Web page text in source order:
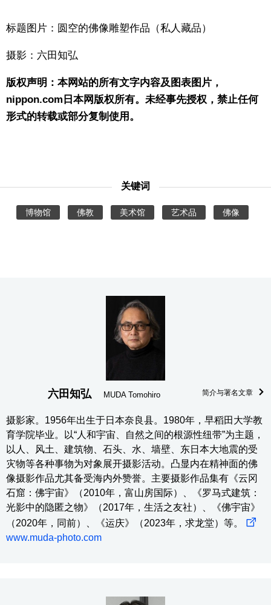
标题图片：圆空的佛像雕塑作品（私人藏品）
摄影：六田知弘
版权声明：本网站的所有文字内容及图表图片，
nippon.com日本网版权所有。未经事先授权，禁止任何
形式的转载或部分复制使用。
关键词
博物馆 佛教 美术馆 艺术品 佛像
六田知弘 MUDA Tomohiro 简介与署名文章
摄影家。1956年出生于日本奈良县。1980年，早稻田大学教
育学院毕业。以“人和宇宙、自然之间的根源性纽带”为主题，
以人、风土、建筑物、石头、水、墙壁、东日本大地震的受
灾物等各种事物为对象展开摄影活动。凸显内在精神面的佛
像摄影作品尤其备受海内外赞誉。主要摄影作品集有《云冈
石窟：佛宇宙》（2010年，富山房国际）、《罗马式建筑：
光影中的隐匿之物》（2017年，生活之友社）、《佛宇宙》
（2020年，同前）、《运庆》（2023年，求龙堂）等。
www.muda-photo.com